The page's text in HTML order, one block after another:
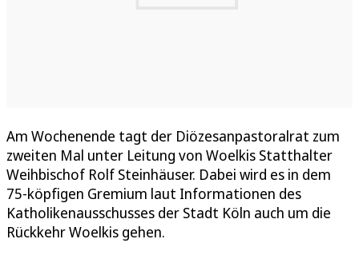
Am Wochenende tagt der Diözesanpastoralrat zum
zweiten Mal unter Leitung von Woelkis Statthalter
Weihbischof Rolf Steinhäuser. Dabei wird es in dem
75-köpfigen Gremium laut Informationen des
Katholikenausschusses der Stadt Köln auch um die
Rückkehr Woelkis gehen.